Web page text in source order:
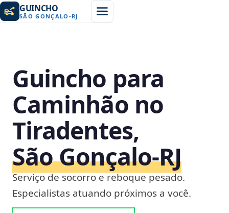
GUINCHO
SÃO GONÇALO -RJ
Guincho para
Caminhão no
Tiradentes,
São Gonçalo‑RJ
Serviço de socorro e reboque pesado.
Especialistas atuando próximos a você.